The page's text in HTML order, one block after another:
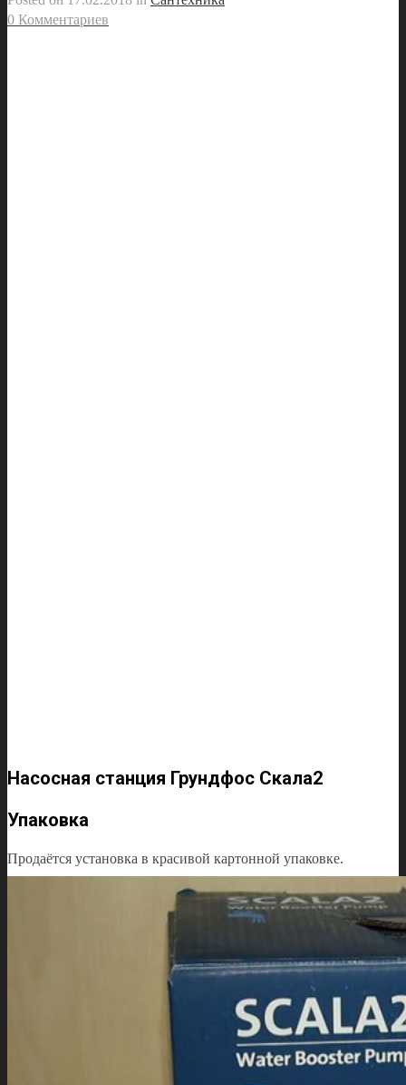
0 Комментариев
Насосная станция Грундфос Скала2
Упаковка
Продаётся установка в красивой картонной упаковке.